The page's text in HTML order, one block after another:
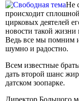
Не
происходит
цирковых деятелей
новости такой
Ведь все мы помним
шумно и радостно.
Всем известные
дать второй шанс
датском зоопарке.
Директор Большого